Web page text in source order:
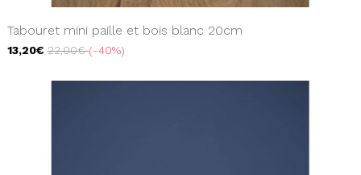
Tabouret mini paille et bois blanc 20cm
13,20€ 22,00€ -40%